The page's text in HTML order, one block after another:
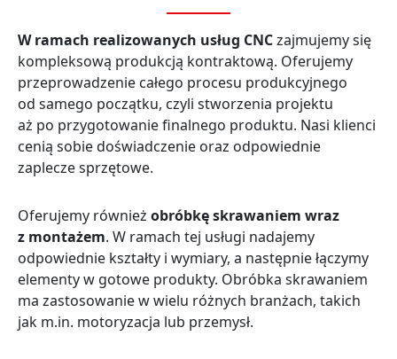
W ramach realizowanych usług CNCzajmujemy się
kompleksową produkcją kontraktową. Oferujemy
przeprowadzenie całego procesu produkcyjnego
od samego początku, czyli stworzenia projektu
aż po przygotowanie finalnego produktu. Nasi klienci
cenią sobie doświadczenie oraz odpowiednie
zaplecze sprzętowe.
Oferujemy również obróbkę skrawaniem wraz
z montażem. W ramach tej usługi nadajemy
odpowiednie kształty i wymiary, a następnie łączymy
elementy w gotowe produkty. Obróbka skrawaniem
ma zastosowanie w wielu różnych branżach, takich
jak m.in. motoryzacja lub przemysł.